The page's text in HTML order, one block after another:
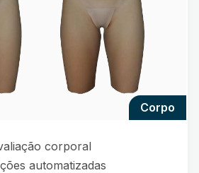
corpo
corporal
automatizadas